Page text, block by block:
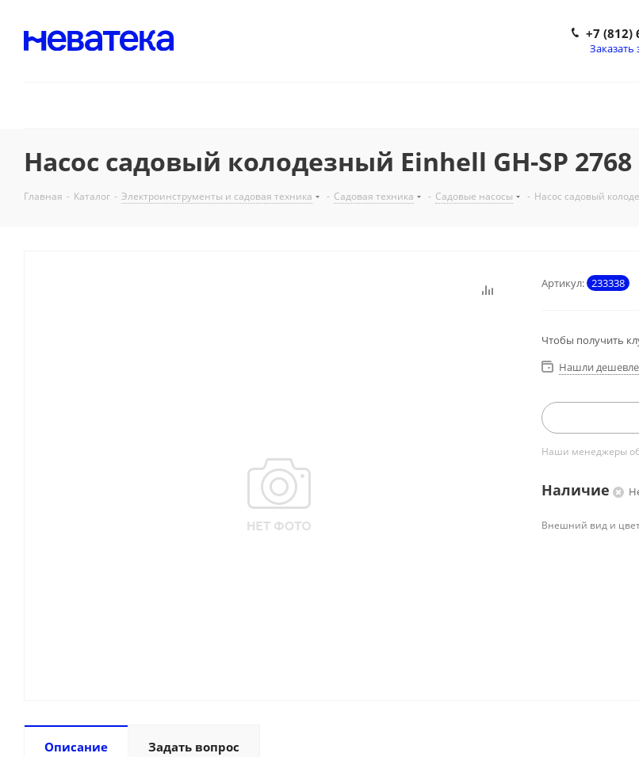
+7 (812)
Заказать
Насос садовый колодезный Einhell GH-SP 2768
Главная - Каталог - Электроинструменты и садовая техника - Садовая техника - Садовые насосы - Насос садовый
Артикул: 233338
Чтобы получить
Нашли
Наши менеджеры
Наличие
Внешний вид и цвет
Описание Задать вопрос